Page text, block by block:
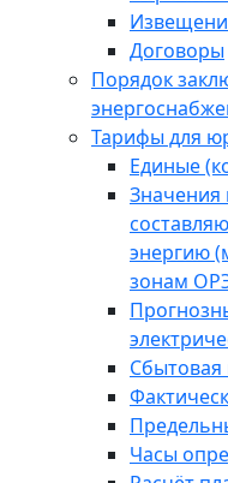
Договоры
Порядок
Тарифы для
Единые
Значения
энергию
зонам
Сбытовая
Часы